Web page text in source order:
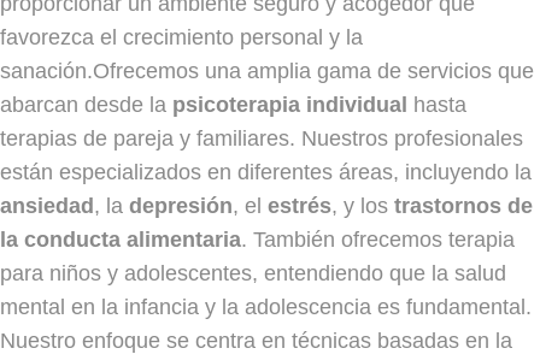
favorezca el crecimiento personal y la
sanación.Ofrecemos una amplia gama de servicios que
abarcan desde la psicoterapia individual hasta
terapias de pareja y familiares. Nuestros profesionales
están especializados en diferentes áreas, incluyendo la
ansiedad, la depresión, el estrés, y los trastornos de
la conducta alimentaria. También ofrecemos terapia
para niños y adolescentes, entendiendo que la salud
mental en la infancia y la adolescencia es fundamental.
Nuestro enfoque se centra en técnicas basadas en la